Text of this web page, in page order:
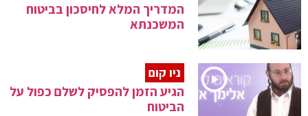
המדריך המלא לחיסכון בביטוח
המשכנתא
ניו קום
הגיע הזמן להפסיק לשלם כפול על
הביטוח